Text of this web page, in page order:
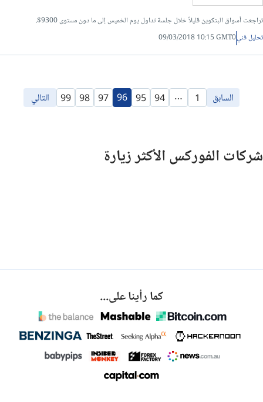
تراجعت أسواق البتكوين قليلاً خلال جلسة تداول يوم الخميس إلى ما دون مستوى 9300$.
تحليل فني09/03/2018 10:15 GMT0
السابق 1
…
94
95
96
97
98
99 التالي
شركات الفوركس الأكثر زيارة
كما رأينا على...